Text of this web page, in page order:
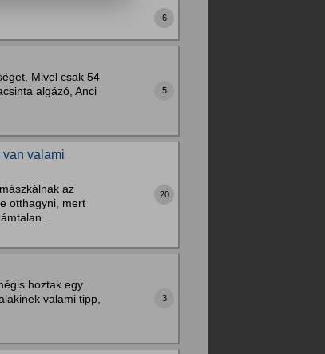
6
Mivel csak 54
algázó, Anci
5
valami
az
otthagyni, mert
20
hoztak egy
valami tipp,
3